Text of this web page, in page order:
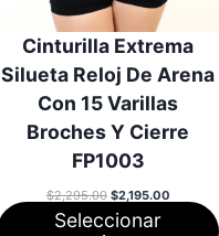
Cinturilla Extrema
Silueta Reloj De Arena
Con 15 Varillas
Broches Y Cierre
FP1003
$2,295.00 El
precio
original
$2,195.00El
precio
Seleccionar